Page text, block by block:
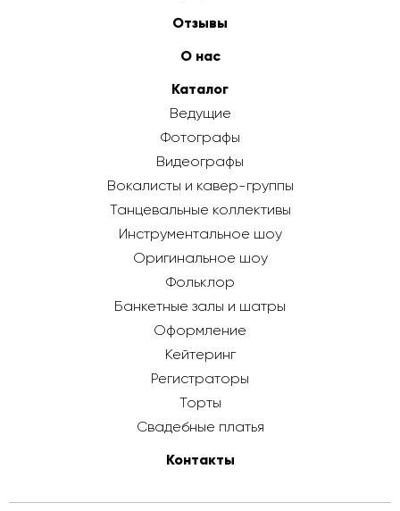
Отзывы
О нас
Каталог
Ведущие
Фотографы
Видеографы
Вокалисты и кавер-группы
Танцевальные коллективы
Инструментальное шоу
Оригинальное шоу
Фольклор
Банкетные залы и шатры
Оформление
Кейтеринг
Регистраторы
Торты
Свадебные платья
Контакты